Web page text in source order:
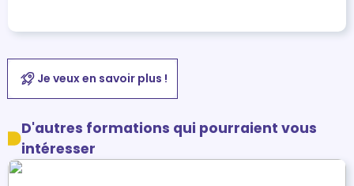
Je veux en savoir plus !
D'autres formations qui pourraient vous
intéresser